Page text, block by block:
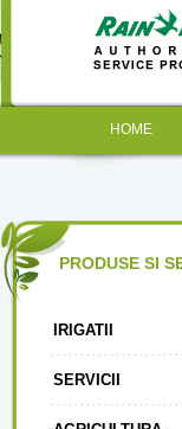
HOME
PRODUSE SI
IRIGATII
SERVICII